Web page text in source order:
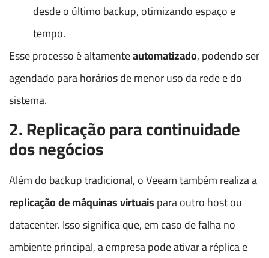
desde o último backup, otimizando espaço e
tempo.
Esse processo é altamenteautomatizado, podendo ser
agendado para horários de menor uso da rede e do
sistema.
2. Replicação para continuidade
dos negócios
Além do backup tradicional, o Veeam também realiza a
replicação de máquinas virtuaispara outro host ou
datacenter. Isso significa que, em caso de falha no
ambiente principal, a empresa pode ativar a réplica e